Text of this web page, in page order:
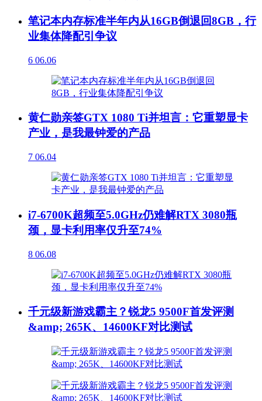
笔记本内存标准半年内从16GB倒退回8GB，行
业集体降配引争议
6 06.06
黄仁勋亲签GTX 1080 Ti并坦言：它重塑显卡
产业，是我最钟爱的产品
7 06.04
i7-6700K超频至5.0GHz仍难解RTX 3080瓶
颈，显卡利用率仅升至74%
8 06.08
千元级新游戏霸主？锐龙5 9500F首发评测
&amp; 265K、14600KF对比测试